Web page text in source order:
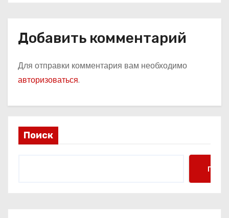
Добавить комментарий
Для отправки комментария вам необходимо
авторизоваться.
Поиск
Поиск